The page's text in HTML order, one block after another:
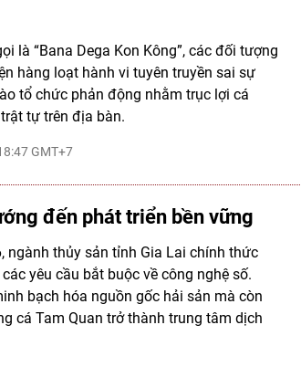
GMT+7
là “Bana Dega Kon Kông”, các đối tượng
hàng loạt hành vi tuyên truyền sai sự
tổ chức phản động nhằm trục lợi cá
tự trên địa bàn.
đến phát triển bền vững
ngành thủy sản tỉnh Gia Lai chính thức
yêu cầu bắt buộc về công nghệ số.
bạch hóa nguồn gốc hải sản mà còn
cá Tam Quan trở thành trung tâm dịch